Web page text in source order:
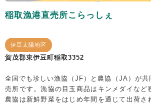
稲取漁港直売所こらっしぇ
伊豆太陽地区
賀茂郡東伊豆町稲取3352
全国でも珍しい漁協（JF）と農協（JA）が共
売所です。漁協の目玉商品はキンメダイなど
農協は新鮮野菜をはじめ年間を通じて出荷さ